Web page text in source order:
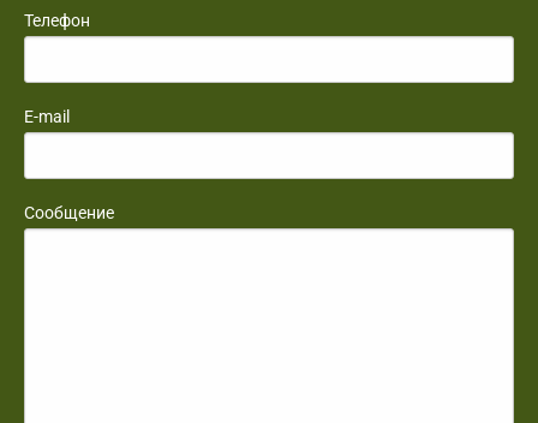
Телефон
E-mail
Сообщение